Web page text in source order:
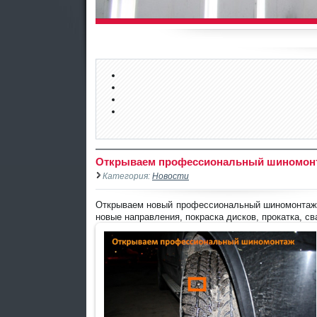
Открываем профессиональный
Категория: Новости
Открываем новый профессиональный
новые направления, покраска дисков, прокатка,